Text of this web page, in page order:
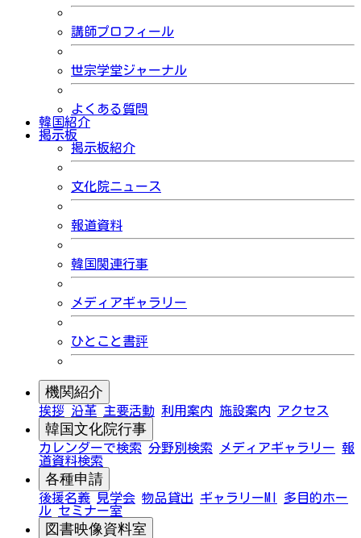
講師プロフィール
世宗学堂ジャーナル
よくある質問
韓国紹介
掲示板
掲示板紹介
文化院ニュース
報道資料
韓国関連行事
メディアギャラリー
ひとこと書評
機関紹介
挨拶 沿革 主要活動 利用案内 施設案内 アクセス
韓国文化院行事
カレンダーで検索 分野別検索 メディアギャラリー 報
道資料検索
各種申請
後援名義 見学会 物品貸出 ギャラリーMI
多目的ホー
ル セミナー室
図書映像資料室